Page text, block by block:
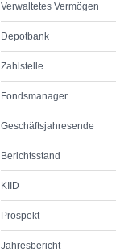
Verwaltetes Vermögen
Depotbank
Zahlstelle
Fondsmanager
Geschäftsjahresende
Berichtsstand
KIID
Prospekt
Jahresbericht